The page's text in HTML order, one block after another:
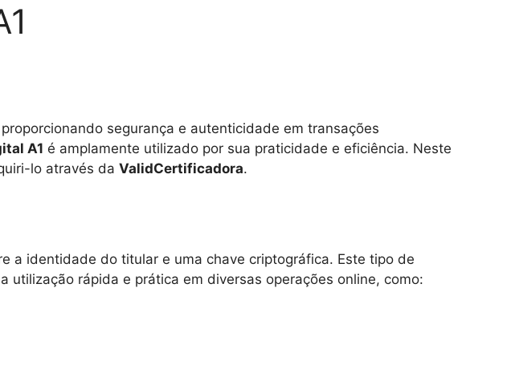
segurança e autenticidade em transações
A1 é amplamente utilizado por sua praticidade e eficiência. Neste
lo através da ValidCertificadora.
a identidade do titular e uma chave criptográfica. Este tipo de
rápida e prática em diversas operações online, como: